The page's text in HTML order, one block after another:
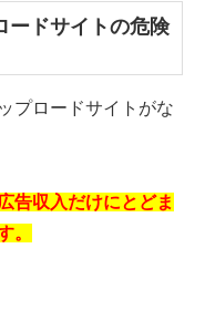
ードサイトの危険
プロードサイトがな
告収入だけにとどま
。